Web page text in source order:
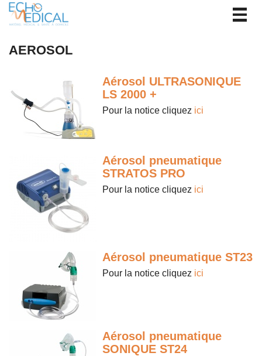
AEROSOL
Aérosol ULTRASONIQUE
LS 2000 +
Pour la notice cliquez ici
Aérosol pneumatique
STRATOS PRO
Pour la notice cliquez ici
Aérosol pneumatique ST23
Pour la notice cliquez ici
Aérosol pneumatique
SONIQUE ST24